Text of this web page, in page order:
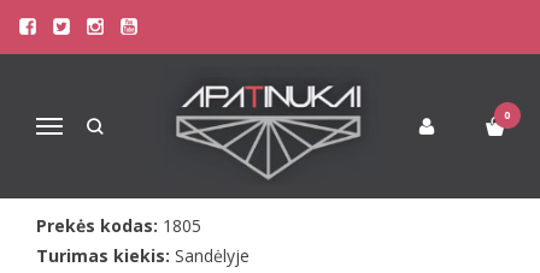
Navigacija
0
Pagrindinis Apatinis Trikotažas Vyrams
Doreanse vyriški spalvingi šortukai Ocean
DOREANSE VYRIŠKI SPALVINGI
ŠORTUKAI OCEAN
Prekės kodas: 1805
Turimas kiekis: Sandėlyje